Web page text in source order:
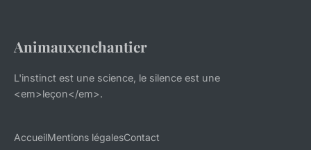
Animauxenchantier
L'instinct est une science, le silence est une
<em>leçon</em>.
AccueilMentions légalesContact